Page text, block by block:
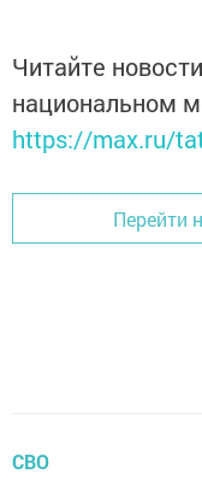
Читайте
национальном
https://max.ru/
Перейти
СВО